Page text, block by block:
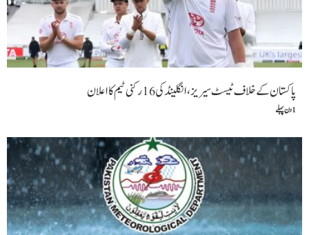
پاکستان کے خلاف ٹیسٹ سیریز، انگلینڈ کی 16 رکنی ٹیم کا اعلان
1 دن پہلے